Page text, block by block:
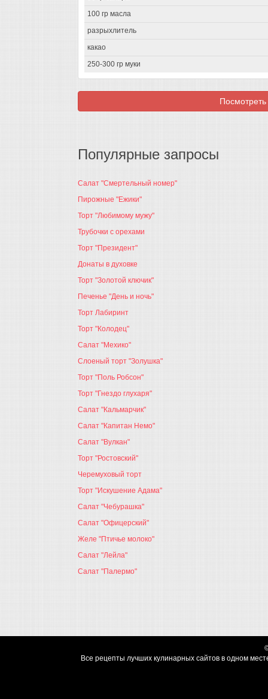
100 гр масла
разрыхлитель
какао
250-300 гр муки
Популярные запросы
Салат "Смертельный номер"
Пирожные "Ежики"
Торт "Любимому мужу"
Трубочки с орехами
Торт "Президент"
Донаты в духовке
Торт "Золотой ключик"
Печенье "День и ночь"
Торт Лабиринт
Торт "Колодец"
Салат "Мехико"
Слоеный торт "Золушка"
Торт "Поль Робсон"
Торт "Гнездо глухаря"
Салат "Кальмарчик"
Салат "Капитан Немо"
Салат "Вулкан"
Торт "Ростовский"
Черемуховый торт
Торт "Искушение Адама"
Салат "Чебурашка"
Салат "Офицерский"
Желе "Птичье молоко"
Салат "Лейла"
Салат "Палермо"
Все рецепты лучших кулинарных сайтов в одном